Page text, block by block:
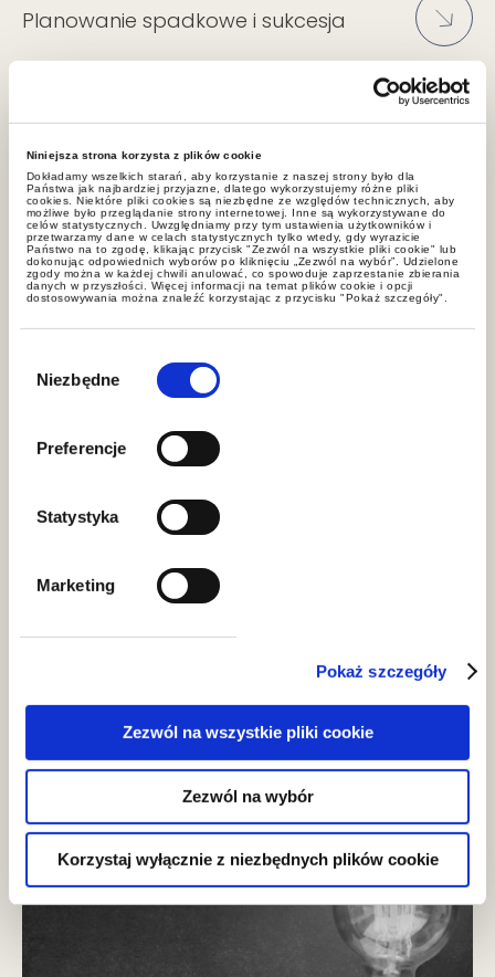
Niniejsza strona korzysta z plików cookie
Dokładamy wszelkich starań, aby korzystanie z naszej strony było dla
Państwa jak najbardziej przyjazne, dlatego wykorzystujemy różne pliki
cookies. Niektóre pliki cookies są niezbędne ze względów technicznych, aby
możliwe było przeglądanie strony internetowej. Inne są wykorzystywane do
celów statystycznych. Uwzględniamy przy tym ustawienia użytkowników i
przetwarzamy dane w celach statystycznych tylko wtedy, gdy wyrazicie
Państwo na to zgodę, klikając przycisk "Zezwól na wszystkie pliki cookie" lub
dokonując odpowiednich wyborów po kliknięciu „Zezwól na wybór”. Udzielone
zgody można w każdej chwili anulować, co spowoduje zaprzestanie zbierania
danych w przyszłości. Więcej informacji na temat plików cookie i opcji
dostosowywania można znaleźć korzystając z przycisku "Pokaż szczegóły".
zgody
Niezbędne
Preferencje
Statystyka
Marketing
Pokaż szczegóły
Zezwól na wszystkie pliki cookie
Zezwól na wybór
Korzystaj wyłącznie z niezbędnych plików cookie
Planowanie spadkowe i sukcesja
Fundacje i trusty
Aktualności
aktualności
Zespół podatkowy GWW w
Chambers and Partners European
Guide 2026